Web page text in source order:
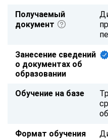
Получаемый
документ
Занесение сведений
о документах об
образовании
Обучение на базе
Формат обучения